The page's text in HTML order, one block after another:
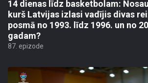
14 dienas līdz basketbolam:
kurš Latvijas izlasi vadījis divas
posmā no 1993. līdz 1996. un no
gadam?
87. epizode